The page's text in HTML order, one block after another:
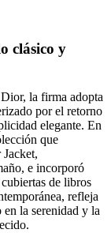
clásico y
la firma adopta
por el retorno
elegante. En
que
e incorporó
de libros
refleja
la serenidad y la